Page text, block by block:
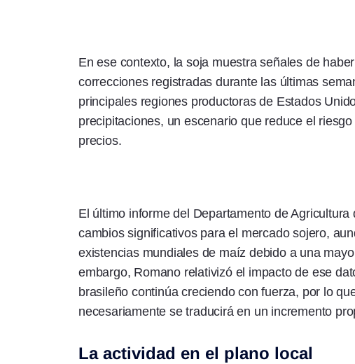
En ese contexto, la soja muestra señales de
correcciones registradas durante las últimas
principales regiones productoras de Estados
precipitaciones, un escenario que reduce el
precios.
El último informe del Departamento de
cambios significativos para el mercado sojero,
existencias mundiales de maíz debido a una
embargo, Romano relativizó el impacto de ese
brasileño continúa creciendo con fuerza, por lo
necesariamente se traducirá en un incremento
La actividad en el plano local